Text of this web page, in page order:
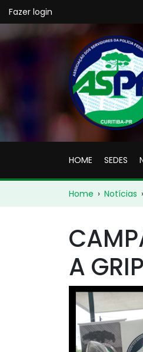
Fazer login
HOME SEDES
Home › Notícias ›
A